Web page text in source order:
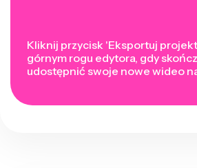
Kliknij przycisk 'Eksportuj
górnym rogu edytora, gdy
udostępnić swoje nowe wideo